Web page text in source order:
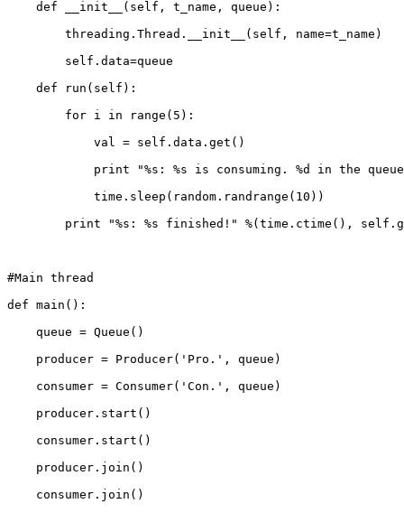
    def __init__(self, t_name, queue):
        threading.Thread.__init__(self, name=t_name)
        self.data=queue
    def run(self):
        for i in range(5):
            val = self.data.get()
print "%s: %s is consuming. %d in the
            time.sleep(random.randrange(10))
print "%s: %s finished!" %(time.ctime(),
#Main thread
def main():
    queue = Queue()
    producer = Producer('Pro.', queue)
    consumer = Consumer('Con.', queue)
    producer.start()
    consumer.start()
    producer.join()
    consumer.join()